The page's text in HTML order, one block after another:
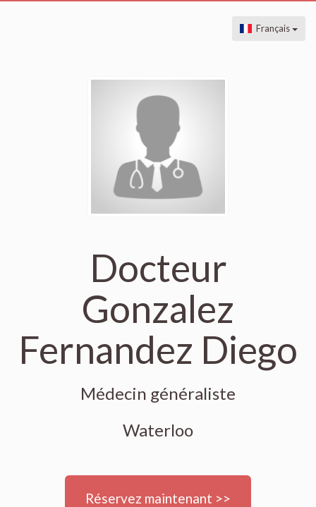
Français
Docteur
Gonzalez
Fernandez Diego
Médecin généraliste
Waterloo
Réservez maintenant >>